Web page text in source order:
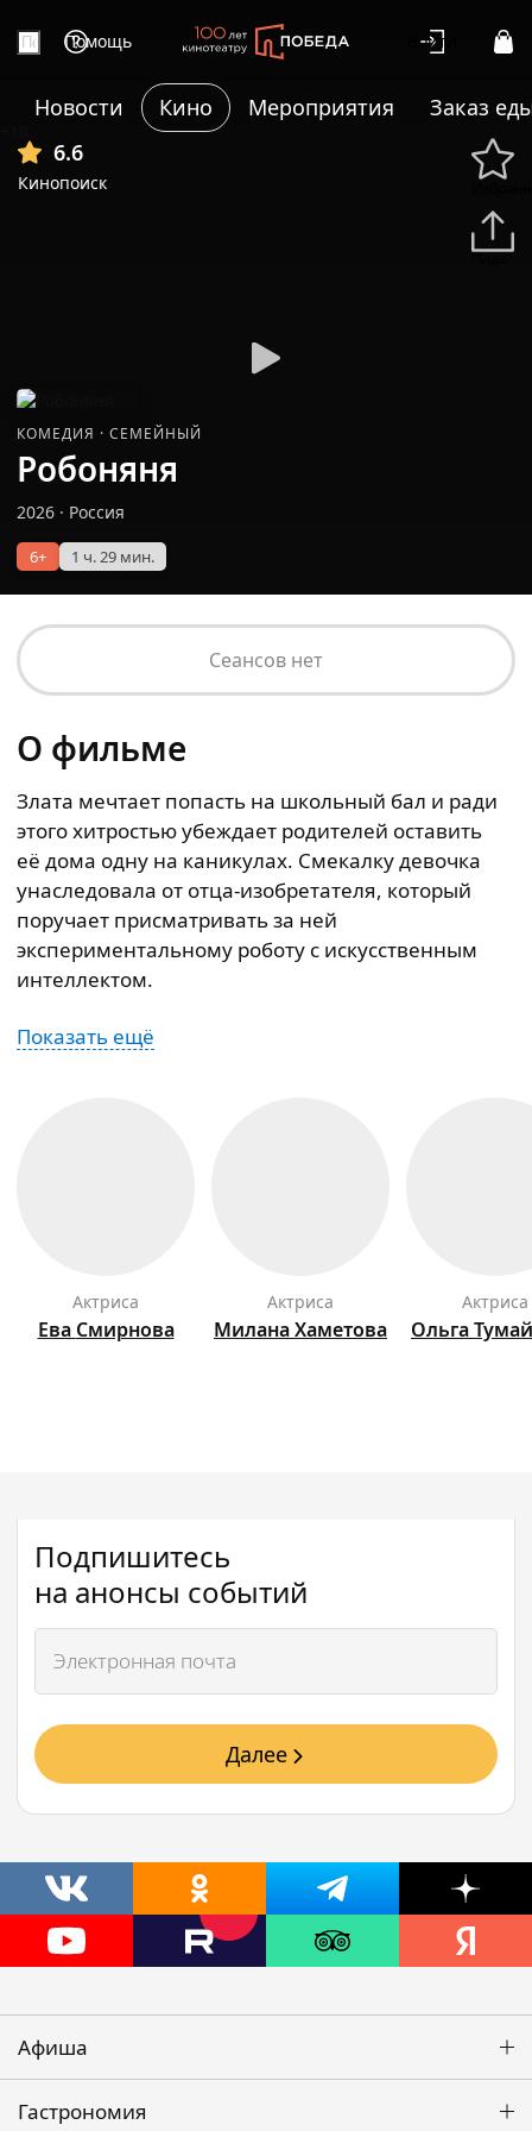
Помощь Войти
Новости Кино Мероприятия
Заказ
6.6
Кинопоиск
КОМЕДИЯ · СЕМЕЙНЫЙ
Робоняня
2026 · Россия
6+ 1 ч. 29 мин.
Сеансов нет
О фильме
Злата мечтает попасть на школьный бал и ради
этого хитростью убеждает родителей оставить
её дома одну на каникулах. Смекалку девочка
унаследовала от отца-изобретателя, который
поручает присматривать за ней
экспериментальному роботу с искусственным
интеллектом.
Показать ещё
актриса
Ева Смирнова
актриса
МиланаХаметова
актриса
Ольга
Подпишитесь
на анонсы событий
Далее
Афиша
Гастрономия